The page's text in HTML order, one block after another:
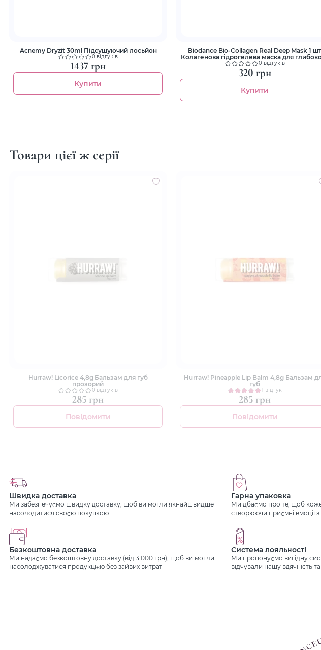
Acnemy Dryzit 30ml Підсушуючий лосьйон
0 відгуків
1437 грн
Купити
Biodance Bio-Collagen Real Deep Mask 1 шт
Колагенова гідрогелева маска для
зволоження
0 відгуків
320 грн
Купити
Товари цієї ж серії
Hurraw! Licorice 4,8g Бальзам для губ
прозорий
0 відгуків
285 грн
Повідомити
Hurraw! Pineapple Lip Balm 4,8g Бальзам для
губ
1 відгук
285 грн
Повідомити
Швидка доставка
Ми забезпечуємо швидку доставку, щоб ви могли якнайшвидше
насолодитися своєю покупкою
Гарна упаковка
Ми дбаємо про те, щоб
створюючи приємні емоції
Безкоштовна доставка
Ми надаємо безкоштовну доставку (від 3 000 грн), щоб ви могли
насолоджуватися продукцією без зайвих витрат
Система лояльності
Ми пропонуємо вигідну
відчували нашу вдячність